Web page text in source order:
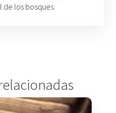
los bosques.